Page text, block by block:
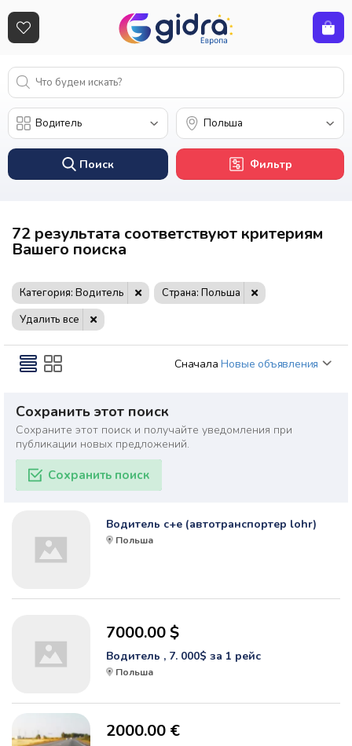
Поиск Фильтр
72 результата соответствуют критериям
Вашего поиска
Категория: Водитель
Страна: Польша
Удалить все
Сначала Новые объявления
Сохранить этот поиск
Сохраните этот поиск и получайте уведомления при
публикации новых предложений.
Сохранить поиск
Водитель c+e (автотранспортер lohr)
Польша
7000.00 $
Водитель , 7. 000$ за 1 рейс
Польша
2000.00 €